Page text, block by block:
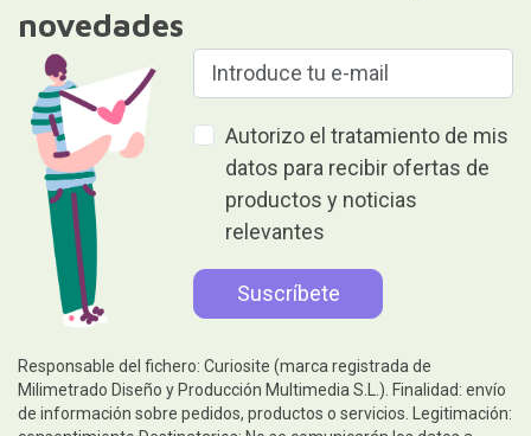
novedades
Autorizo el tratamiento de mis
datos para recibir ofertas de
productos y noticias
relevantes
Responsable del fichero: Curiosite (marca registrada de
Milimetrado Diseño y Producción Multimedia S.L.). Finalidad: envío
de información sobre pedidos, productos o servicios. Legitimación: